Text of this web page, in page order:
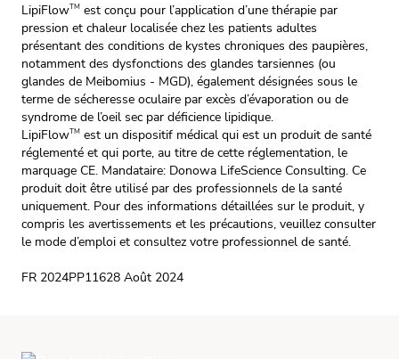
LipiFlowTM est conçu pour l’application d’une thérapie par
pression et chaleur localisée chez les patients adultes
présentant des conditions de kystes chroniques des paupières,
notamment des dysfonctions des glandes tarsiennes (ou
glandes de Meibomius - MGD), également désignées sous le
terme de sécheresse oculaire par excès d’évaporation ou de
syndrome de l’oeil sec par déficience lipidique.
LipiFlowTM est un dispositif médical qui est un produit de santé
réglementé et qui porte, au titre de cette réglementation, le
marquage CE. Mandataire: Donowa LifeScience Consulting. Ce
produit doit être utilisé par des professionnels de la santé
uniquement. Pour des informations détaillées sur le produit, y
compris les avertissements et les précautions, veuillez consulter
le mode d’emploi et consultez votre professionnel de santé.
FR 2024PP11628 Août 2024